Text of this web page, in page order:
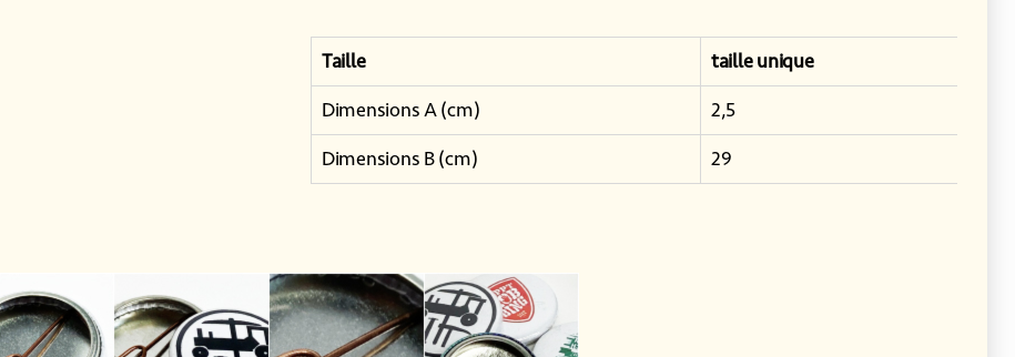
Taille
taille unique
Dimensions A (cm)
2,5
Dimensions B (cm)
29